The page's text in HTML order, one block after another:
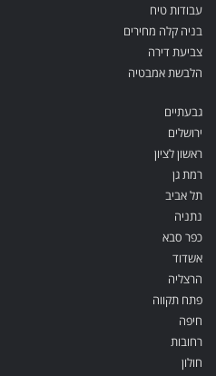
עבודות טיח
בניה קלה מחירים
צביעת דירה
הלבשת אמבטיה
גבעתיים
ירושלים
ראשון לציון
רמת גן
תל אביב
נתניה
כפר סבא
אשדוד
הרצליה
פתח תקווה
חיפה
רחובות
חולון